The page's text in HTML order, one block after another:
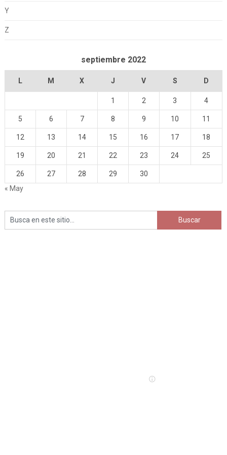
Y
Z
septiembre 2022
L M X J V S D
1 2 3 4
5 6 7 8 9 10 11
12 13 14 15 16 17 18
19 20 21 22 23 24 25
26 27 28 29
30
« May